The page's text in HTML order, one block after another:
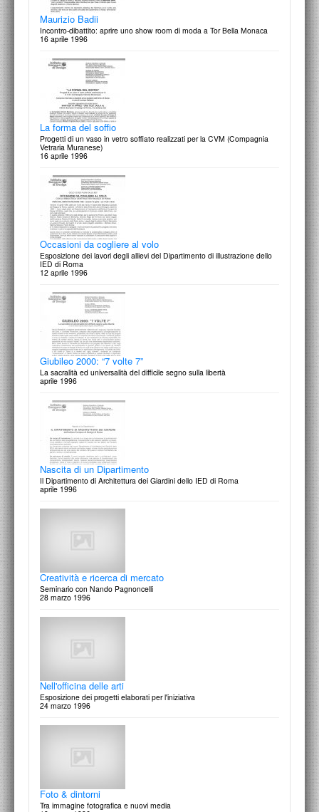
Kaleidos
Appunti per un viaggio nel cinema d'animazione
14 aprile - 16 maggio 1997
Costruiamo un pensatoio
L'idea che si fa forma, spazio e materia
14 aprile 1997
Impaginazione e ricerca iconografica: 60 disegni degli allivi del primo
anno d'illustrazione
14 aprile 1997
Conosciamoli meglio
Mostra degli illustratori non fiction
10 aprile 1997
Museo: così come mi trovavo
35 disegni di Franco Ciambella
Silvia Battista
Maurizio Badii
Incontro-dibattito: aprire uno show room di moda a Tor Bella Monaca
16 aprile 1996
La forma del soffio
Progetti di un vaso in vetro soffiato realizzati per la CVM (Compagnia
Vetraria Muranese)
16 aprile 1996
Occasioni da cogliere al volo
Esposizione dei lavori degli allievi del Dipartimento di illustrazione dello
IED di Roma
12 aprile 1996
Giubileo 2000: “7 volte 7”
La sacralità ed universalità del difficile segno sulla libertà
aprile 1996
Nascita di un Dipartimento
Il Dipartimento di Architettura dei Giardini dello IED di Roma
aprile 1996
Creatività e ricerca di mercato
Seminario con Nando Pagnoncelli
28 marzo 1996
Nell'officina delle arti
Esposizione dei progetti elaborati per l'iniziativa
24 marzo 1996
Foto & dintorni
Tra immagine fotografica e nuovi media